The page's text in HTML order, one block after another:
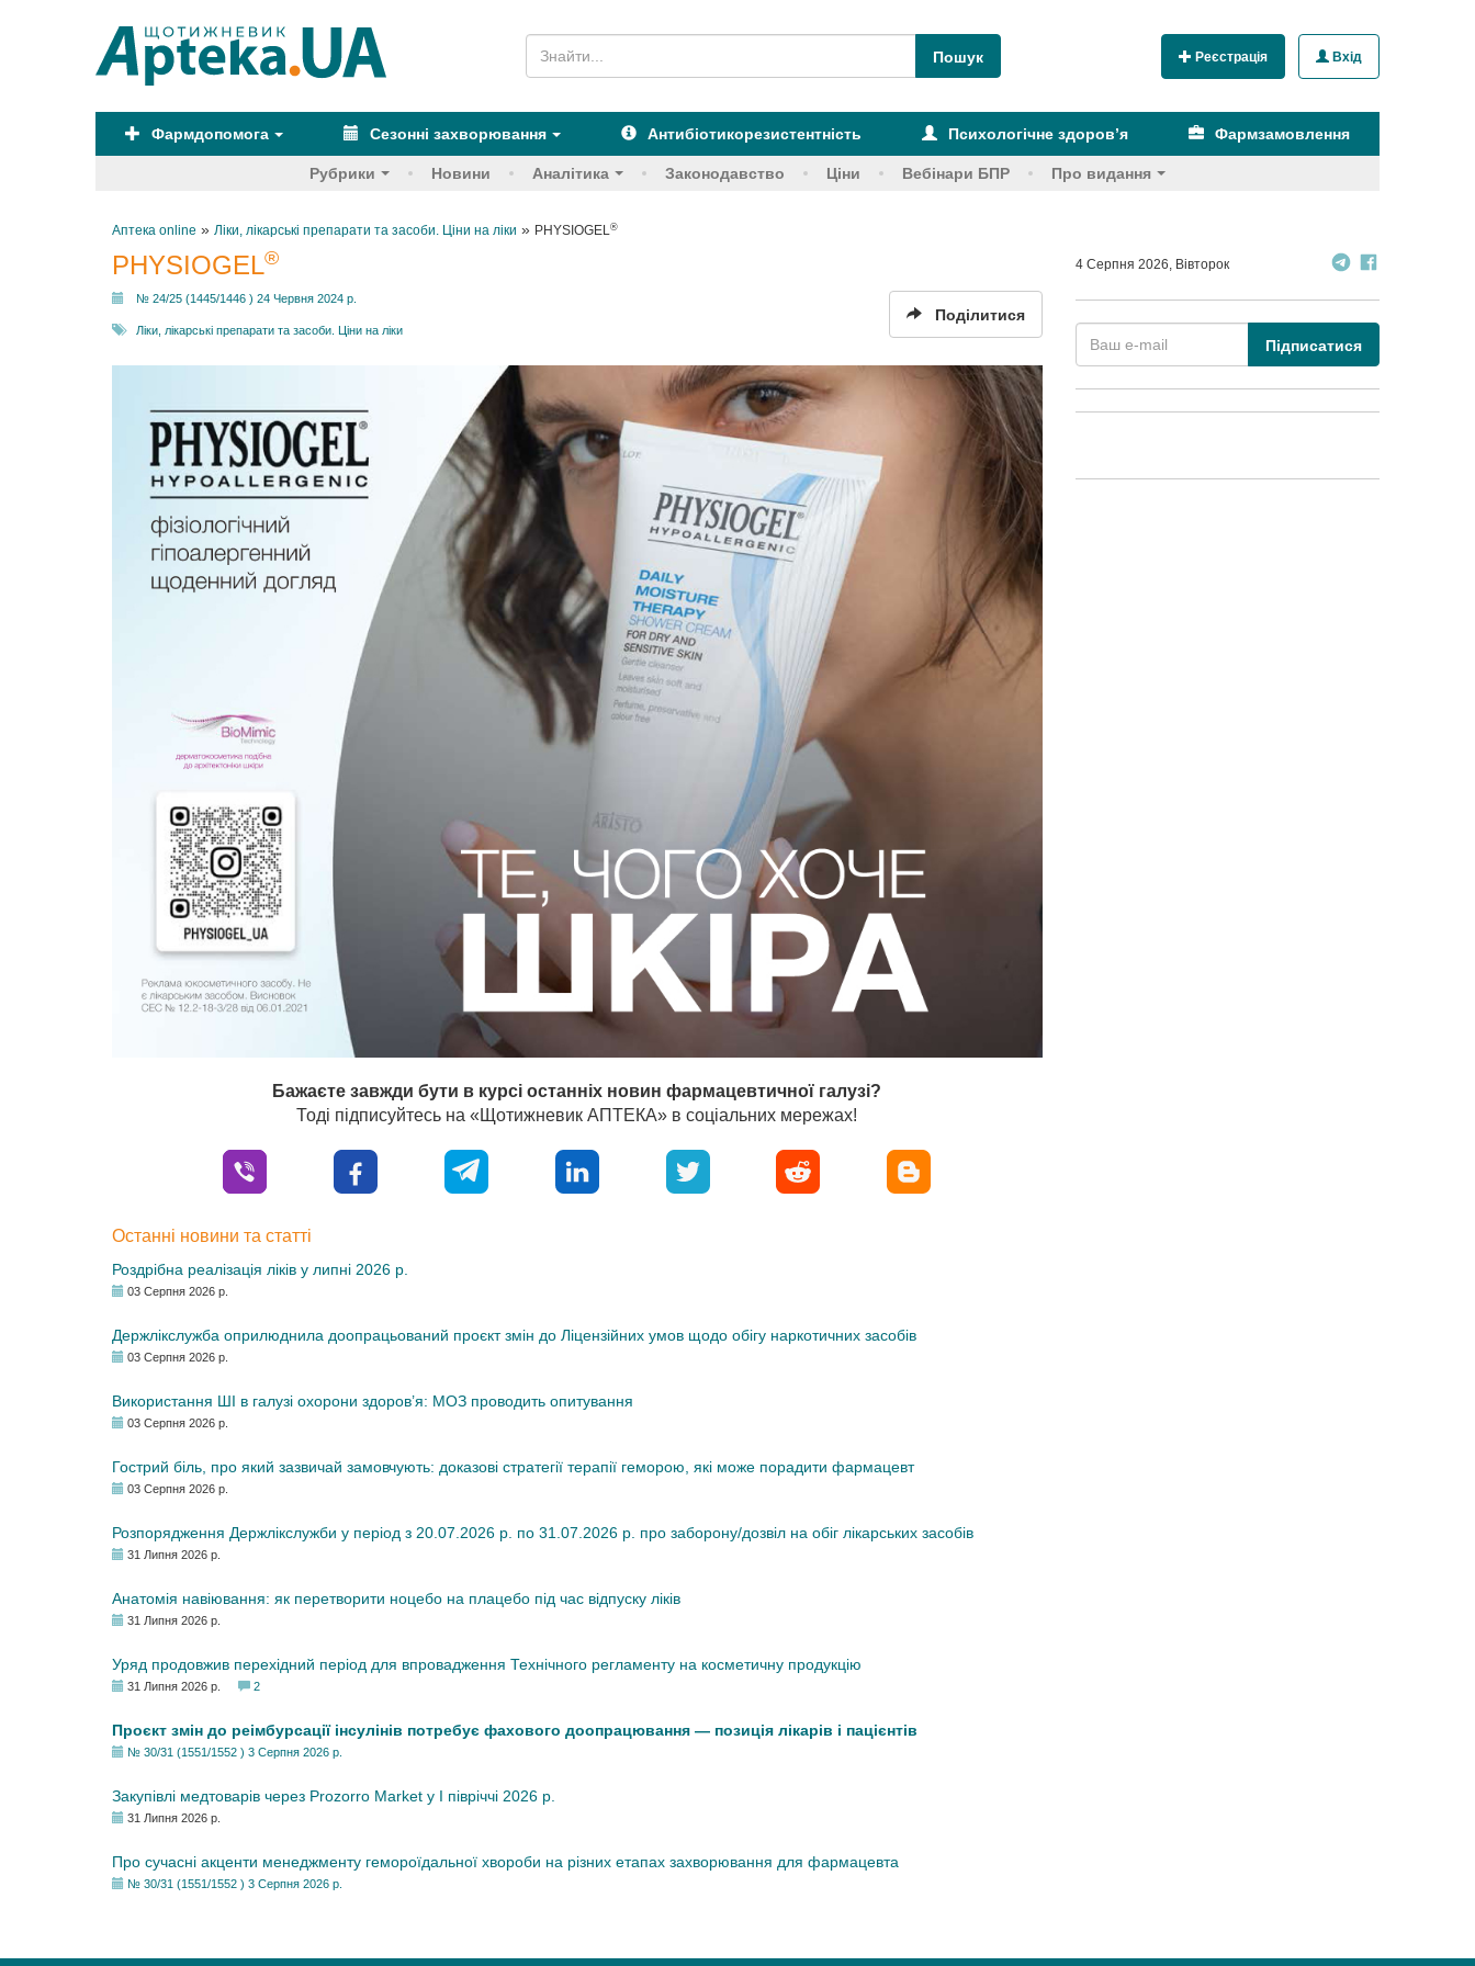
Реєстрація Вхід
Фармдопомога Сезонні захворювання Антибіотикорезистентність Психологічне здоров’я Фармзамовлення
Рубрики Новини Аналітика Законодавство Ціни Вебінари БПР Про видання
Аптека online » Ліки, лікарські препарати та засоби. Ціни на ліки » PHYSIOGEL®
PHYSIOGEL®
№ 24/25 (1445/1446 ) 24 Червня 2024 р.
Ліки, лікарські препарати та засоби. Ціни на ліки
Поділитися
Бажаєте завжди бути в курсі останніх новин фармацевтичної галузі?
Тоді підписуйтесь на «Щотижневик АПТЕКА» в соціальних мережах!
Останні новини та статті
Роздрібна реалізація ліків у липні 2026 р.
03 Серпня 2026 р.
Держлікслужба оприлюднила доопрацьований проєкт змін до Ліцензійних умов щодо обігу наркотичних засобів
03 Серпня 2026 р.
Використання ШІ в галузі охорони здоров’я: МОЗ проводить опитування
03 Серпня 2026 р.
Гострий біль, про який зазвичай замовчують: доказові стратегії терапії геморою, які може порадити фармацевт
03 Серпня 2026 р.
Розпорядження Держлікслужби у період з 20.07.2026 р. по 31.07.2026 р. про заборону/дозвіл на обіг лікарських засобів
31 Липня 2026 р.
Анатомія навіювання: як перетворити ноцебо на плацебо під час відпуску ліків
31 Липня 2026 р.
Уряд продовжив перехідний період для впровадження Технічного регламенту на косметичну продукцію
31 Липня 2026 р. 2
Проєкт змін до реімбурсації інсулінів потребує фахового доопрацювання — позиція лікарів і пацієнтів
№ 30/31 (1551/1552 ) 3 Серпня 2026 р.
Закупівлі медтоварів через Prozorro Market у I півріччі 2026 р.
31 Липня 2026 р.
Про сучасні акценти менеджменту гемороїдальної хвороби на різних етапах захворювання для фармацевта
№ 30/31 (1551/1552 ) 3 Серпня 2026 р.
4 Серпня 2026, Вівторок
Підписатися